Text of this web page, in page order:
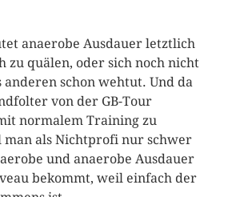
anaerobe Ausdauer letztlich
zu quälen, oder sich noch nicht
anderen schon wehtut. Und da
von der GB-Tour
normalem Training zu
man als Nichtprofi nur schwer
und anaerobe Ausdauer
bekommt, weil einfach der